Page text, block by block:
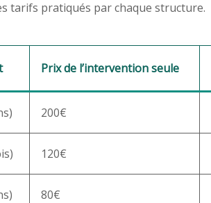
tarifs pratiqués par chaque structure.
Prix de l’intervention seule
200€
120€
80€